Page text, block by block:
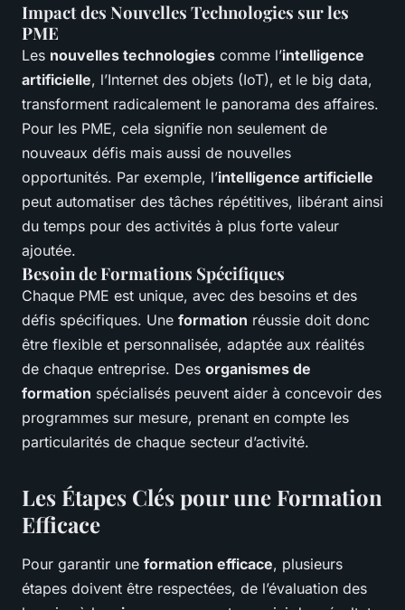
Impact des Nouvelles Technologies sur les
PME
Les nouvelles technologies comme l’intelligence
artificielle, l’Internet des objets (IoT), et le big data,
transforment radicalement le panorama des affaires.
Pour les PME, cela signifie non seulement de
nouveaux défis mais aussi de nouvelles
opportunités. Par exemple, l’intelligence artificielle
peut automatiser des tâches répétitives, libérant ainsi
du temps pour des activités à plus forte valeur
ajoutée.
Besoin de Formations Spécifiques
Chaque PME est unique, avec des besoins et des
défis spécifiques. Une formation réussie doit donc
être flexible et personnalisée, adaptée aux réalités
de chaque entreprise. Des organismes de
formation spécialisés peuvent aider à concevoir des
programmes sur mesure, prenant en compte les
particularités de chaque secteur d’activité.
Les Étapes Clés pour une Formation
Efficace
Pour garantir une formation efficace, plusieurs
étapes doivent être respectées, de l’évaluation des